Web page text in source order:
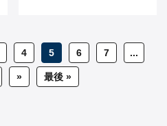
4 5 6 7 ...
» 最後 »